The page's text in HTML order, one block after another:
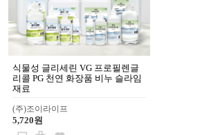
식물성 글리세린 VG 프로필렌글
리콜 PG 천연 화장품 비누 슬라임
재료
(주)조이라이프
5,720원